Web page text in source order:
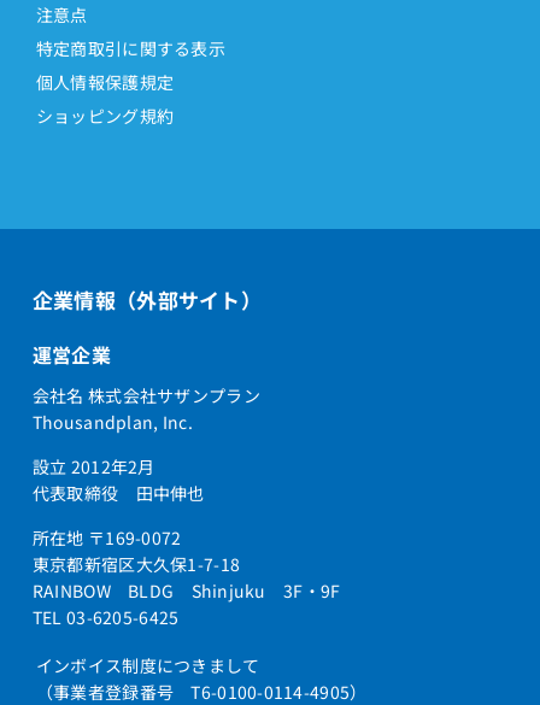
注意点
特定商取引に関する表示
個人情報保護規定
ショッピング規約
企業情報（外部サイト）
運営企業
会社名 株式会社サザンプラン
Thousandplan, Inc.
設立 2012年2月
代表取締役 田中伸也
所在地 〒169-0072
東京都新宿区大久保1-7-18
RAINBOW BLDG Shinjuku 3F・9F
TEL 03-6205-6425
インボイス制度につきまして
（事業者登録番号 T6-0100-0114-4905）